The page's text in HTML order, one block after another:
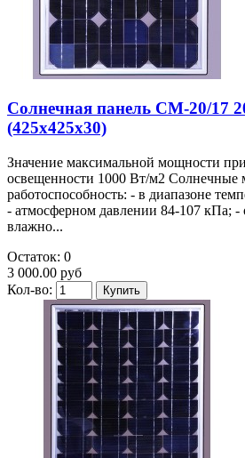
Солнечная панель CM-20/17
(425х425х30)
Значение максимальной мощности
освещенности 1000 Вт/м2 Солнечные
работоспособность: - в диапазоне
- атмосферном давлении 84-107 кПа; -
влажно...
Остаток: 0
3 000.00 руб
Кол-во: